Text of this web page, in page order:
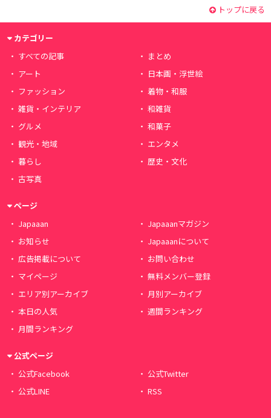
トップに戻る
カテゴリー
すべての記事
まとめ
アート
日本画・浮世絵
ファッション
着物・和服
雑貨・インテリア
和雑貨
グルメ
和菓子
観光・地域
エンタメ
暮らし
歴史・文化
古写真
ページ
Japaaan
Japaaanマガジン
お知らせ
Japaaanについて
広告掲載について
お問い合わせ
マイページ
無料メンバー登録
エリア別アーカイブ
月別アーカイブ
本日の人気
週間ランキング
月間ランキング
公式ページ
公式Facebook
公式Twitter
公式LINE
RSS